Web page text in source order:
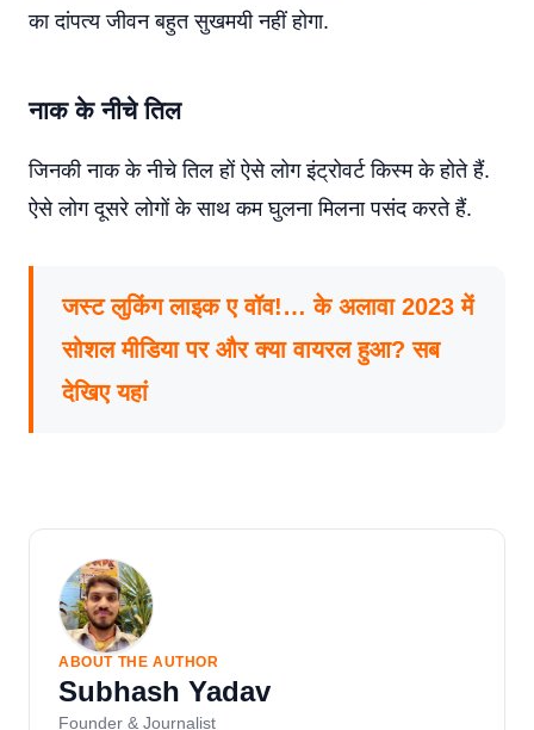
का दांपत्य जीवन बहुत सुखमयी नहीं होगा.
नाक के नीचे तिल
जिनकी नाक के नीचे तिल हों ऐसे लोग इंट्रोवर्ट किस्म के होते हैं.
ऐसे लोग दूसरे लोगों के साथ कम घुलना मिलना पसंद करते हैं.
जस्ट लुकिंग लाइक ए वॉव!… के अलावा 2023 में
सोशल मीडिया पर और क्या वायरल हुआ? सब
देखिए यहां
ABOUT THE AUTHOR
Subhash Yadav
Founder & Journalist